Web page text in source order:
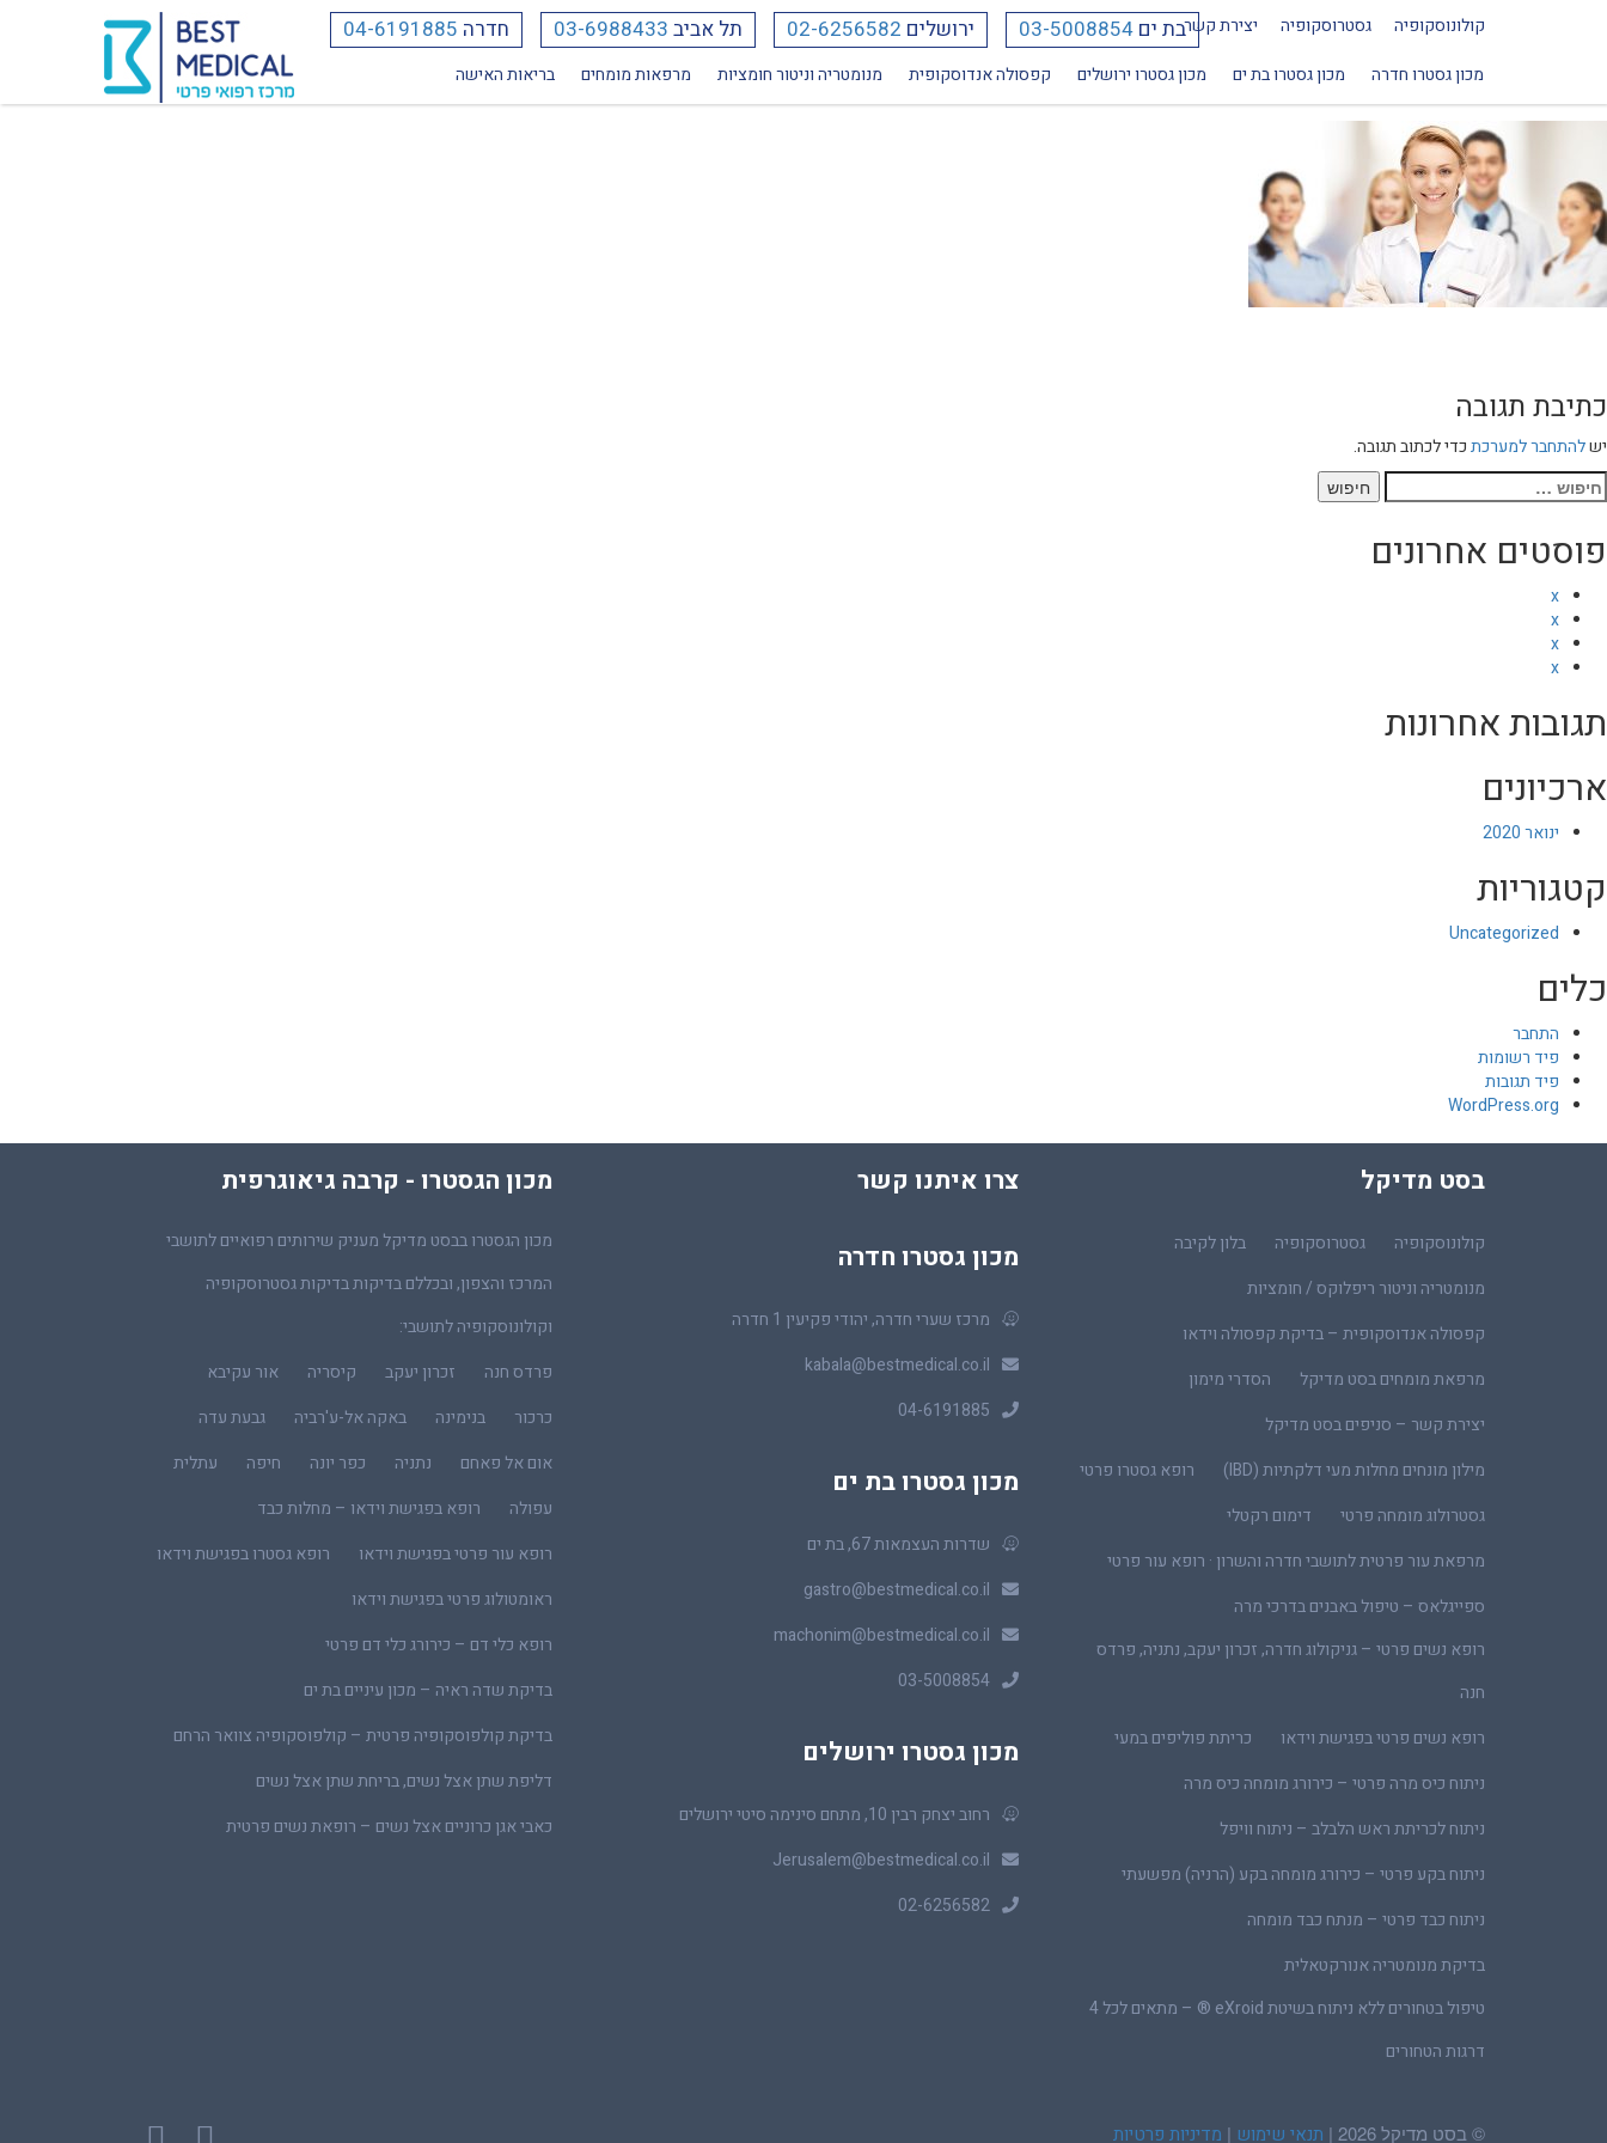
קולונוסקופיה גסטרוסקופיה יצירת קשר חדרה 04-6191885 תל אביב 03-6988433 ירושלים 02-6256582 בת ים 03-5008854
מכון גסטרו חדרה מכון גסטרו בת ים מכון גסטרו ירושלים קפסולה אנדוסקופית מנומטריה וניטור חומציות מרפאות מומחים בריאות האישה
כתיבת תגובה
ישלהתחבר למערכתכדי לכתוב תגובה.
חיפוש:
פוסטים אחרונים
x
x
x
x
תגובות אחרונות
ארכיונים
ינואר 2020
קטגוריות
Uncategorized
כלים
התחבר
פיד רשומות
פיד תגובות
WordPress.org
מכון הגסטרו - קרבה גיאוגרפית
מכון הגסטרו בבסט מדיקל מעניק שירותים רפואיים לתושבי
המרכז והצפון, ובכללם בדיקות בדיקות גסטרוסקופיה
וקולונוסקופיה לתושבי:
פרדס חנה
זכרון יעקב קיסריה
אור עקיבא
כרכור
בנימינה באקה אל-ע'רביה
גבעת עדה
אום אל פאחם
נתניה כפר יונה חיפה
עתלית
עפולה
רופא בפגישת וידאו – מחלות כבד
רופא עור פרטי בפגישת וידאו
רופא גסטרו בפגישת וידאו
ראומטולוג פרטי בפגישת וידאו
רופא כלי דם – כירורג כלי דם פרטי
בדיקת שדה ראיה – מכון עיניים בת ים
בדיקת קולפוסקופיה פרטית – קולפוסקופיה צוואר הרחם
דליפת שתן אצל נשים, בריחת שתן אצל נשים
כאבי אגן כרוניים אצל נשים – רופאת נשים פרטית
צרו איתנו קשר
מכון גסטרו חדרה
מרכז שערי חדרה, יהודי פקיעין 1 חדרה
kabala@bestmedical.co.il
04-6191885
מכון גסטרו בת ים
שדרות העצמאות 67, בת ים
gastro@bestmedical.co.il
machonim@bestmedical.co.il
03-5008854
מכון גסטרו ירושלים
רחוב יצחק רבין 10, מתחם סינימה סיטי ירושלים
Jerusalem@bestmedical.co.il
02-6256582
בסט מדיקל
קולונוסקופיה גסטרוסקופיה
בלון לקיבה
מנומטריה וניטור ריפלוקס / חומציות
קפסולה אנדוסקופית – בדיקת קפסולה וידאו
מרפאת מומחים בסט מדיקל
הסדרי מימון
יצירת קשר – סניפים בסט מדיקל
מילון מונחים מחלות מעי דלקתיות (IBD)
רופא גסטרו פרטי
גסטרולוג מומחה פרטי
דימום רקטלי
מרפאת עור פרטית לתושבי חדרה והשרון · רופא עור פרטי
ספייגלאס – טיפול באבנים בדרכי מרה
רופא נשים פרטי – גניקולוג חדרה, זכרון יעקב, נתניה, פרדס
חנה
רופא נשים פרטי בפגישת וידאו
כריתת פוליפים במעי
ניתוח כיס מרה פרטי – כירורג מומחה כיס מרה
ניתוח לכריתת ראש הלבלב – ניתוח וויפל
ניתוח בקע פרטי – כירורג מומחה בקע (הרניה) מפשעתי
ניתוח כבד פרטי – מנתח כבד מומחה
בדיקת מנומטריה אנורקטאלית
טיפול בטחורים ללא ניתוח בשיטת eXroid ® – מתאים לכל 4
דרגות הטחורים
© בסט מדיקל 2026 | תנאי שימוש | מדיניות פרטיות